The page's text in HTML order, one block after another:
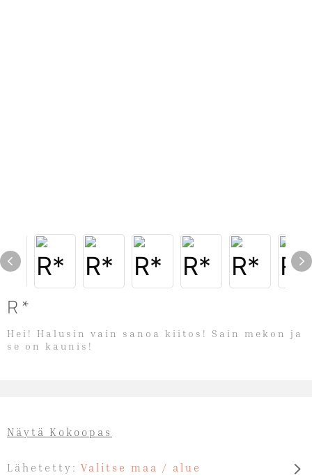
R*
Hei! Halusin vain sanoa kiitos! Sain mekon ja
se on kaunis!
Lähetetty: Valitse maa / alue
Näytä Kokoopas